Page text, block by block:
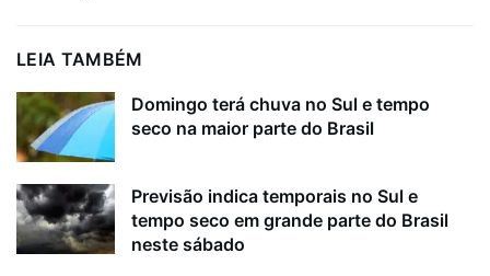
LEIA TAMBÉM
Domingo terá chuva no Sul e tempo
seco na maior parte do Brasil
Previsão indica temporais no Sul e
tempo seco em grande parte do Brasil
neste sábado